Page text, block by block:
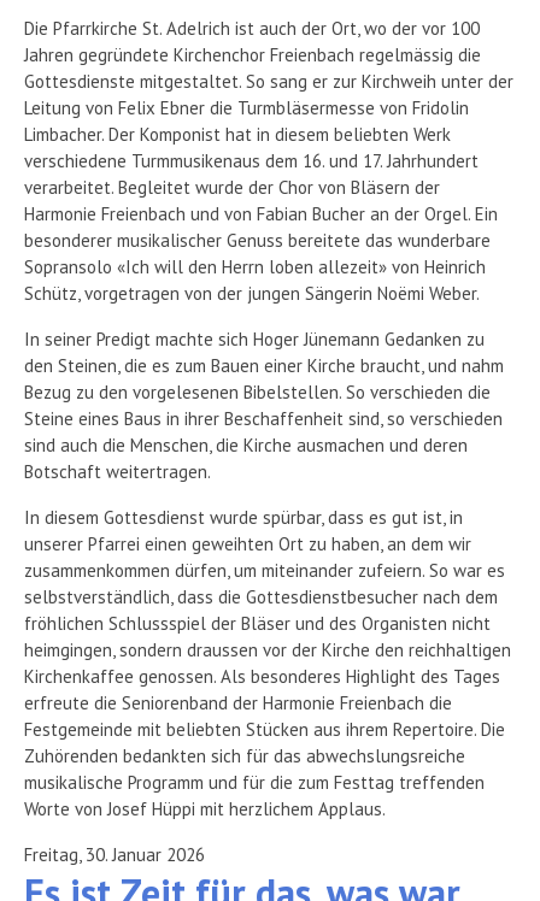
Die Pfarrkirche St. Adelrich ist auch der Ort, wo der vor 100
Jahren gegründete Kirchenchor Freienbach regelmässig die
Gottesdienste mitgestaltet. So sang er zur Kirchweih unter der
Leitung von Felix Ebner die Turmbläsermesse von Fridolin
Limbacher. Der Komponist hat in diesem beliebten Werk
verschiedene Turmmusikenaus dem 16. und 17. Jahrhundert
verarbeitet. Begleitet wurde der Chor von Bläsern der
Harmonie Freienbach und von Fabian Bucher an der Orgel. Ein
besonderer musikalischer Genuss bereitete das wunderbare
Sopransolo «Ich will den Herrn loben allezeit» von Heinrich
Schütz, vorgetragen von der jungen Sängerin Noëmi Weber.
In seiner Predigt machte sich Hoger Jünemann Gedanken zu
den Steinen, die es zum Bauen einer Kirche braucht, und nahm
Bezug zu den vorgelesenen Bibelstellen. So verschieden die
Steine eines Baus in ihrer Beschaffenheit sind, so verschieden
sind auch die Menschen, die Kirche ausmachen und deren
Botschaft weitertragen.
In diesem Gottesdienst wurde spürbar, dass es gut ist, in
unserer Pfarrei einen geweihten Ort zu haben, an dem wir
zusammenkommen dürfen, um miteinander zufeiern. So war es
selbstverständlich, dass die Gottesdienstbesucher nach dem
fröhlichen Schlussspiel der Bläser und des Organisten nicht
heimgingen, sondern draussen vor der Kirche den reichhaltigen
Kirchenkaffee genossen. Als besonderes Highlight des Tages
erfreute die Seniorenband der Harmonie Freienbach die
Festgemeinde mit beliebten Stücken aus ihrem Repertoire. Die
Zuhörenden bedankten sich für das abwechslungsreiche
musikalische Programm und für die zum Festtag treffenden
Worte von Josef Hüppi mit herzlichem Applaus.
Freitag, 30. Januar 2026